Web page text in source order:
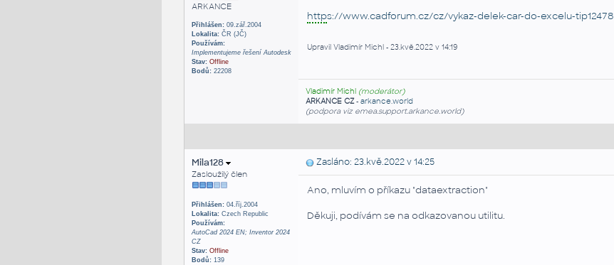
ARKANCE
Přihlášen:09.zář.2004
Lokalita:ČR (JČ)
Používám:
Implementujeme řešení Autodesk
Stav: Offline
Bodů:22208
https://www.cadforum.cz/cz/vykaz-delek-car-do-excelu-tip12478
Upravil Vladimír Michl - 23.kvě.2022 v 14:19
Vladimír Michl (moderátor)
ARKANCE CZ- arkance.world
(podpora viz emea.support.arkance.world)
Mila128
Zasloužilý člen
Přihlášen:04.říj.2004
Lokalita:Czech Republic
Používám:
AutoCad 2024 EN; Inventor 2024
CZ
Stav: Offline
Bodů:139
Zasláno: 23.kvě.2022 v 14:25
Ano, mluvím o příkazu "dataextraction"
Děkuji, podívám se na odkazovanou utilitu.